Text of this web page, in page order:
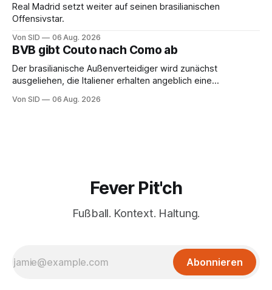
Real Madrid setzt weiter auf seinen brasilianischen
Offensivstar.
Von SID 06 Aug. 2026
BVB gibt Couto nach Como ab
Der brasilianische Außenverteidiger wird zunächst
ausgeliehen, die Italiener erhalten angeblich eine
Von SID 06 Aug. 2026
Fever Pit'ch
Fußball. Kontext. Haltung.
Abonnieren